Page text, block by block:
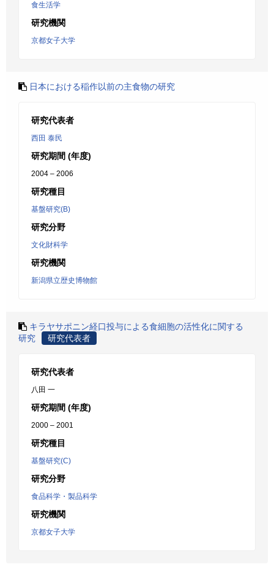
食生活学
研究機関
京都女子大学
日本における稲作以前の主食物の研究
研究代表者
西田 泰民
研究期間 (年度)
2004 – 2006
研究種目
基盤研究(B)
研究分野
文化財科学
研究機関
新潟県立歴史博物館
キラヤサポニン経口投与による食細胞の活性化に関する
研究
研究代表者
研究代表者
八田 一
研究期間 (年度)
2000 – 2001
研究種目
基盤研究(C)
研究分野
食品科学・製品科学
研究機関
京都女子大学